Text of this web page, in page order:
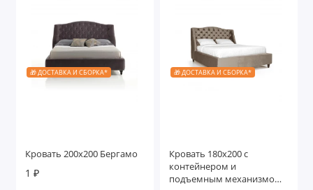
🎁 ДОСТАВКА И СБОРКА*
Кровать 200x200 Бергамо
1 ₽
🎁 ДОСТАВКА И СБОРКА*
Кровать 180x200 с
контейнером и
подъемным механизмом